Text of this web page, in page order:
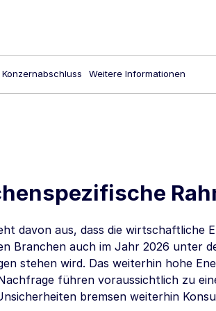
Konzernabschluss Weitere Informationen
davon aus, dass die
Branchen auch im Jahr 2026 unter
stehen wird. Das weiterhin hohe
führen voraussichtlich zu
bremsen weiterhin